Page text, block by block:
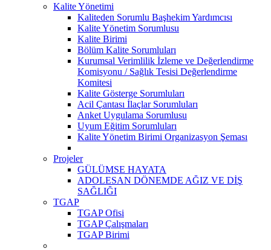
Kalite Yönetimi
Kaliteden Sorumlu Başhekim Yardımcısı
Kalite Yönetim Sorumlusu
Kalite Birimi
Bölüm Kalite Sorumluları
Kurumsal Verimlilik İzleme ve Değerlendirme
Komisyonu / Sağlık Tesisi Değerlendirme
Komitesi
Kalite Gösterge Sorumluları
Acil Çantası İlaçlar Sorumluları
Anket Uygulama Sorumlusu
Uyum Eğitim Sorumluları
Kalite Yönetim Birimi Organizasyon Şeması
Projeler
GÜLÜMSE HAYATA
ADOLESAN DÖNEMDE AĞIZ VE DİŞ
SAĞLIĞI
TGAP
TGAP Ofisi
TGAP Çalışmaları
TGAP Birimi